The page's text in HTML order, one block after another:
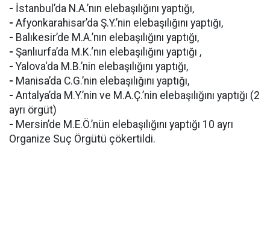
- İstanbul’da N.A.’nın elebaşılığını yaptığı,
- Afyonkarahisar’da Ş.Y.’nin elebaşılığını yaptığı,
- Balıkesir’de M.A.’nın elebaşılığını yaptığı,
- Şanlıurfa’da M.K.‘nın elebaşılığını yaptığı ,
- Yalova‘da M.B.’nin elebaşılığını yaptığı,
- Manisa’da C.G.’nin elebaşılığını yaptığı,
- Antalya’da M.Y.’nin ve M.A.Ç.’nin elebaşılığını yaptığı (2
ayrı örgüt)
- Mersin’de M.E.Ö.’nün elebaşılığını yaptığı 10 ayrı
Organize Suç Örgütü çökertildi.